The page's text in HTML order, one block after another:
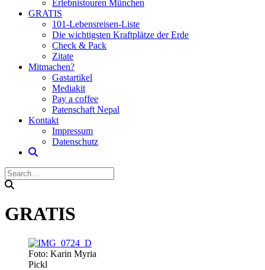
Erlebnistouren München
GRATIS
101-Lebensreisen-Liste
Die wichtigsten Kraftplätze der Erde
Check & Pack
Zitate
Mitmachen?
Gastartikel
Mediakit
Pay a coffee
Patenschaft Nepal
Kontakt
Impressum
Datenschutz
GRATIS
Foto: Karin Myria
Pickl